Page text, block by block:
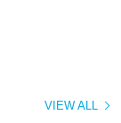
VIEW ALL